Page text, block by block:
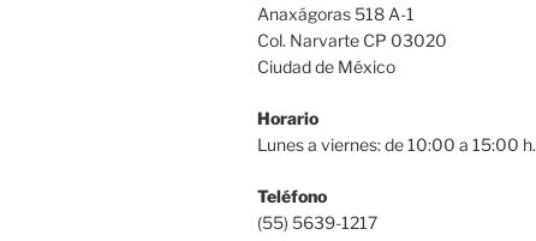
Anaxágoras 518 A-1
Col. Narvarte CP 03020
Ciudad de México
Horario
Lunes a viernes: de 10:00 a 15:00 h.
Teléfono
(55) 5639-1217